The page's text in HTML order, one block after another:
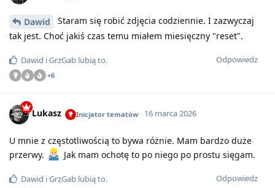
Dawid
Staram się robić zdjęcia codziennie. I zazwyczaj
tak jest. Choć jakiś czas temu miałem miesięczny "reset".
Odpowiedz
Dawid iGrzGab lubią to.
+6
Lukasz Inicjator tematów 16 marca 2026
U mnie z częstotliwością to bywa różnie. Mam bardzo duże
przerwy.
Jak mam ochotę to po niego po prostu sięgam.
Odpowiedz
Dawid iGrzGab lubią to.